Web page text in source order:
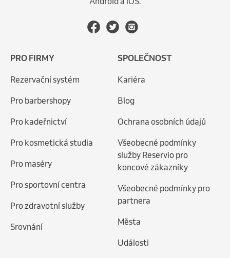
PRO FIRMY
Rezervační systém
Pro barbershopy
Pro kadeřnictví
Pro kosmetická studia
Pro maséry
Pro sportovní centra
Pro zdravotní služby
Srovnání
SPOLEČNOST
Kariéra
Blog
Ochrana osobních údajů
Všeobecné podmínky
služby Reservio pro
koncové zákazníky
Všeobecné podmínky pro
partnera
Města
Události